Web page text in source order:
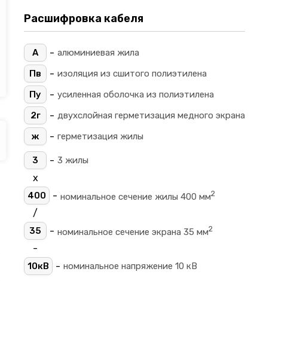
Расшифровка кабеля
А - алюминиевая жила
Пв
- изоляция из сшитого полиэтилена
Пу
- усиленная оболочка из полиэтилена
2г
- двухслойная герметизация медного экрана
ж
- герметизация жилы
3 - 3 жилы
х
400 - номинальное сечение жилы 400 мм2
/
35 - номинальное сечение экрана 35 мм2
-
10кВ - номинальное напряжение 10 кВ